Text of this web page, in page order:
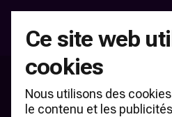
Ce site web
cookies
Nous utilisons des
le contenu et les
Manifestation